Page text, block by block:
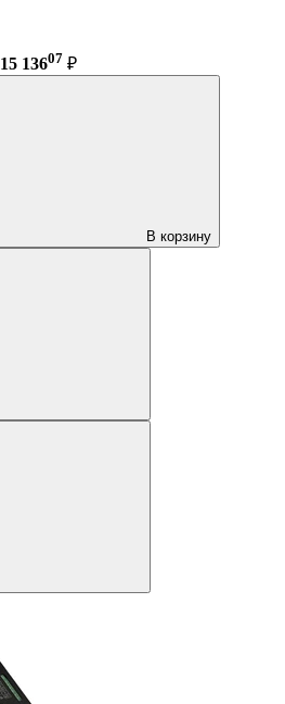
15 13607 ₽
В корзину